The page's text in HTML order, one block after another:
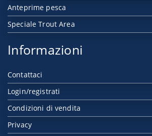
Anteprime pesca
Speciale Trout Area
Informazioni
Contattaci
Login/registrati
Condizioni di vendita
Privacy